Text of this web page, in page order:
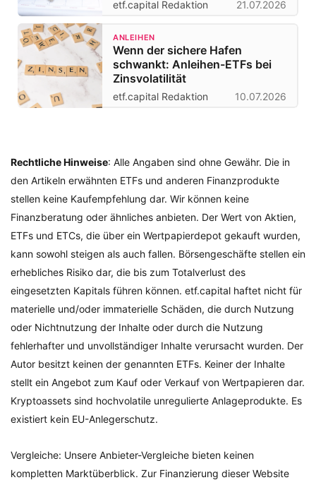
etf.capital Redaktion 21.07.2026
ANLEIHEN
Wenn der sichere Hafen
schwankt: Anleihen-ETFs bei
Zinsvolatilität
etf.capital Redaktion 10.07.2026
Rechtliche Hinweise: Alle Angaben sind ohne Gewähr. Die in
den Artikeln erwähnten ETFs und anderen Finanzprodukte
stellen keine Kaufempfehlung dar. Wir können keine
Finanzberatung oder ähnliches anbieten. Der Wert von Aktien,
ETFs und ETCs, die über ein Wertpapierdepot gekauft wurden,
kann sowohl steigen als auch fallen. Börsengeschäfte stellen ein
erhebliches Risiko dar, die bis zum Totalverlust des
eingesetzten Kapitals führen können. etf.capital haftet nicht für
materielle und/oder immaterielle Schäden, die durch Nutzung
oder Nichtnutzung der Inhalte oder durch die Nutzung
fehlerhafter und unvollständiger Inhalte verursacht wurden. Der
Autor besitzt keinen der genannten ETFs. Keiner der Inhalte
stellt ein Angebot zum Kauf oder Verkauf von Wertpapieren dar.
Kryptoassets sind hochvolatile unregulierte Anlageprodukte. Es
existiert kein EU-Anlegerschutz.
Vergleiche: Unsere Anbieter-Vergleiche bieten keinen
kompletten Marktüberblick. Zur Finanzierung dieser Website